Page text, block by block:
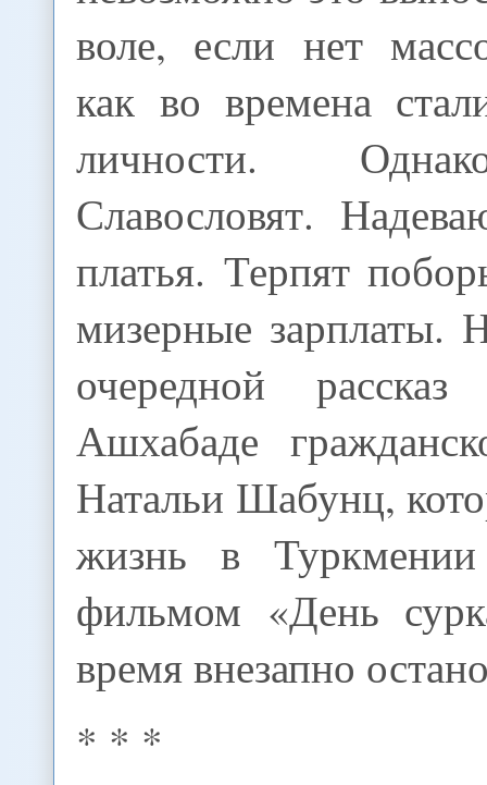
воле, если нет
как во времена
личности.
Славословят.
платья. Терпят
мизерные зарплаты.
очередной
Ашхабаде
Натальи Шабунц,
жизнь в
фильмом «День
время внезапно
* * *